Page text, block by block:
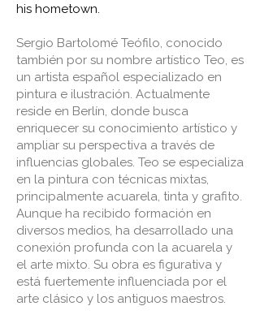
his hometown.
Sergio Bartolomé Teófilo, conocido
también por su nombre artístico Teo, es
un artista español especializado en
pintura e ilustración. Actualmente
reside en Berlín, donde busca
enriquecer su conocimiento artístico y
ampliar su perspectiva a través de
influencias globales. Teo se especializa
en la pintura con técnicas mixtas,
principalmente acuarela, tinta y grafito.
Aunque ha recibido formación en
diversos medios, ha desarrollado una
conexión profunda con la acuarela y
el arte mixto. Su obra es figurativa y
está fuertemente influenciada por el
arte clásico y los antiguos maestros.